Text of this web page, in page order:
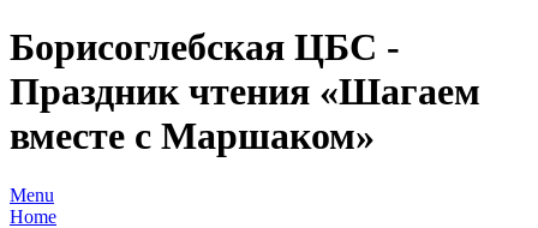
Борисоглебская ЦБС -
Праздник чтения «Шагаем
вместе с Маршаком»
Menu
Home
ноября
2019
года,
рамках
акции